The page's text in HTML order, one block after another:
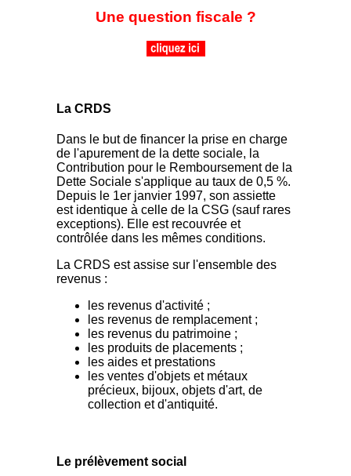
Une question fiscale ?
La CRDS
Dans le but de financer la prise en charge
de l'apurement de la dette sociale, la
Contribution pour le Remboursement de la
Dette Sociale s'applique au taux de 0,5 %.
Depuis le 1er janvier 1997, son assiette
est identique à celle de la CSG (sauf rares
exceptions). Elle est recouvrée et
contrôlée dans les mêmes conditions.
La CRDS est assise sur l'ensemble des
revenus :
les revenus d'activité ;
les revenus de remplacement ;
les revenus du patrimoine ;
les produits de placements ;
les aides et prestations
les ventes d'objets et métaux
précieux, bijoux, objets d'art, de
collection et d'antiquité.
Le prélèvement social